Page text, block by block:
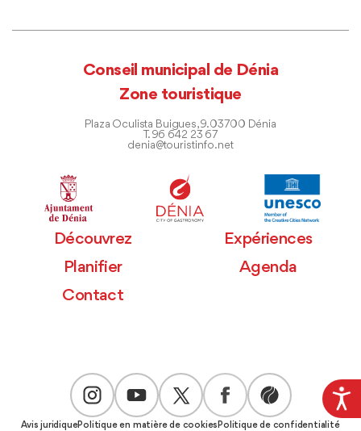
Conseil municipal de Dénia
Zone touristique
Plaza Oculista Buigues, 9. 03700 Dénia
T. 96 642 23 67
denia@touristinfo.net
Découvrez
Expériences
Planifier
Agenda
Contact
Avis juridiquePolitique en matière de cookies Politique de confidentialité